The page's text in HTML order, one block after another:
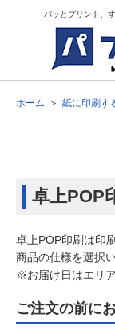
パッとプリント、
ホーム 紙に印刷す
卓上POP
卓上POP印刷は印
商品の仕様を選択
※お届け日はエリ
ご注文の前に